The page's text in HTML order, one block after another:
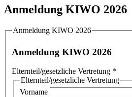
Anmeldung KIWO 2026
Anmeldung KIWO 2026
Anmeldung KIWO 2026
Elternteil/gesetzliche Vertretung *
Elternteil/gesetzliche Vertretung
Vorname